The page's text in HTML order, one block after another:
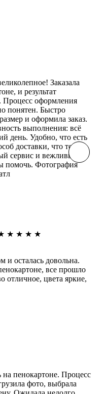
Заказала
и результат
Процесс оформления
понятен. Быстро
и оформила заказ.
выполнения: всё
день. Удобно, что есть
доставки, что тоже
сервис и вежливые
помочь. Фотография
★ ★ ★ ★
и осталась довольна.
все прошло
отличное, цвета яркие,
на пенокартоне. Процесс
фото, выбрала